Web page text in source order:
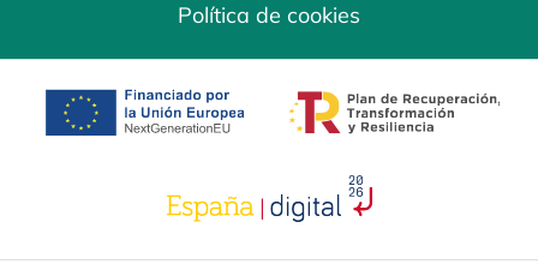
Política de cookies
opens in a new tab opens in a new
opens in a new tab